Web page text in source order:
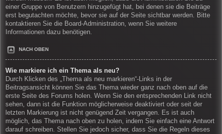
einer Gruppe von Benutzern hinzugefügt hat, bei denen sie die Beiträge
erst begutachten möchte, bevor sie auf der Seite sichtbar werden. Bitte
kontaktieren Sie die Board-Administration, wenn Sie weitere
Informationen dazu benötigen.
NACH OBEN
Wie markiere ich ein Thema als neu?
Durch Klicken des „Thema als neu markieren“-Links in der
Beitragsansicht können Sie das Thema wieder ganz nach oben auf die
erste Seite des Forums holen. Wenn Sie den entsprechenden Link nicht
sehen, dann ist die Funktion möglicherweise deaktiviert oder seit der
letzten Markierung ist nicht genügend Zeit vergangen. Es ist auch
möglich, das Thema nach oben zu holen, indem Sie einfach eine Antwort
darauf schreiben. Stellen Sie jedoch sicher, dass Sie die Regeln dieses